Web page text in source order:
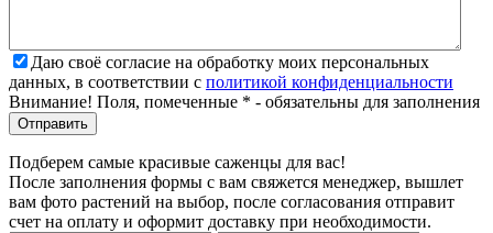
Даю своё согласие на обработку моих персональных
данных, в соответствии с политикой конфиденциальности
Внимание! Поля, помеченные * - обязательны для заполнения
Подберем самые красивые саженцы для вас!
После заполнения формы с вам свяжется менеджер, вышлет
вам фото растений на выбор, после согласования отправит
счет на оплату и оформит доставку при необходимости.